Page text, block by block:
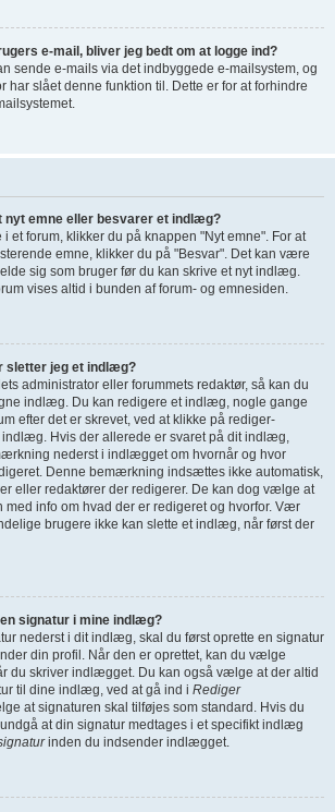
e-mail, bliver jeg bedt om at logge ind?
sende e-mails via det indbyggede e-mailsystem, og
har slået denne funktion til. Dette er for at forhindre
nyt emne eller besvarer et indlæg?
i et forum, klikker du på knappen "Nyt emne". For at
emne, klikker du på "Besvar". Det kan være
sig som bruger før du kan skrive et nyt indlæg.
vises altid i bunden af forum- og emnesiden.
sletter jeg et indlæg?
administrator eller forummets redaktør, så kan du
indlæg. Du kan redigere et indlæg, nogle gange
efter det er skrevet, ved at klikke på rediger-
indlæg. Hvis der allerede er svaret på dit indlæg,
nederst i indlægget om hvornår og hvor
Denne bemærkning indsættes ikke automatisk,
eller redaktører der redigerer. De kan dog vælge at
info om hvad der er redigeret og hvorfor. Vær
brugere ikke kan slette et indlæg, når først der
signatur i mine indlæg?
nederst i dit indlæg, skal du først oprette en signatur
din profil. Når den er oprettet, kan du vælge
du skriver indlægget. Du kan også vælge at der altid
til dine indlæg, ved at gå ind i Rediger
at signaturen skal tilføjes som standard. Hvis du
at din signatur medtages i et specifikt indlæg
inden du indsender indlægget.